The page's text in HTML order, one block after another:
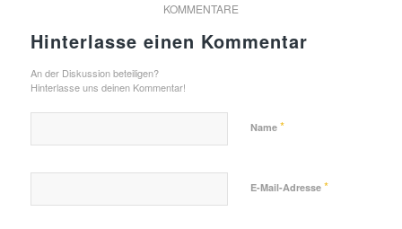
KOMMENTARE
Hinterlasse einen Kommentar
An der Diskussion beteiligen?
Hinterlasse uns deinen Kommentar!
Name *
E-Mail-Adresse *